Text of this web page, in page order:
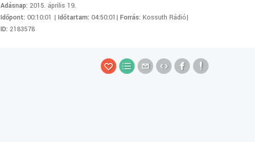
Adásnap:2015. április 19.
Időpont:00:10:01 |Időtartam:04:50:01|Forrás:Kossuth Rádió|
ID:2183578